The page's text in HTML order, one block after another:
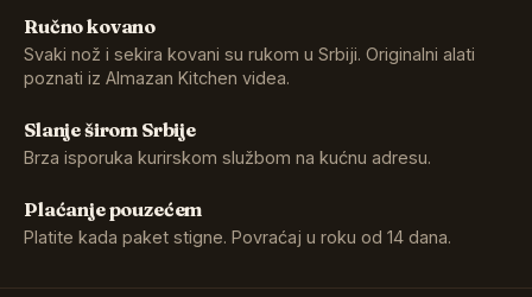
Ručno kovano
Svaki nož i sekira kovani su rukom u Srbiji. Originalni alati
poznati iz Almazan Kitchen videa.
Slanje širom Srbije
Brza isporuka kurirskom službom na kućnu adresu.
Plaćanje pouzećem
Platite kada paket stigne. Povraćaj u roku od 14 dana.